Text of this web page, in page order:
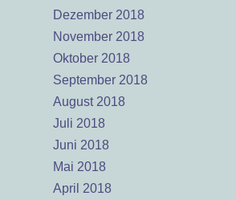
Dezember 2018
November 2018
Oktober 2018
September 2018
August 2018
Juli 2018
Juni 2018
Mai 2018
April 2018